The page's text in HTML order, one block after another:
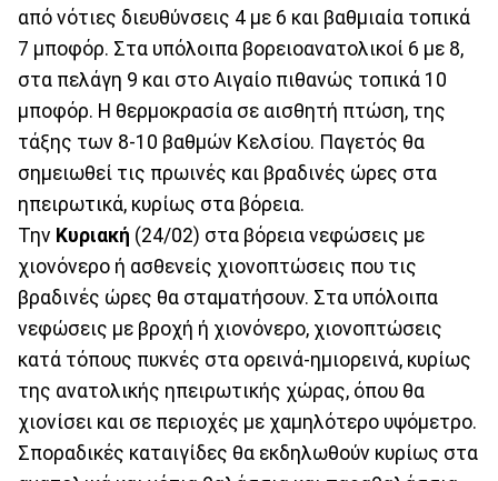
από νότιες διευθύνσεις 4 με 6 και βαθμιαία τοπικά
7 μποφόρ. Στα υπόλοιπα βορειοανατολικοί 6 με 8,
στα πελάγη 9 και στο Αιγαίο πιθανώς τοπικά 10
μποφόρ. Η θερμοκρασία σε αισθητή πτώση, της
τάξης των 8-10 βαθμών Κελσίου. Παγετός θα
σημειωθεί τις πρωινές και βραδινές ώρες στα
ηπειρωτικά, κυρίως στα βόρεια.
Την Κυριακή (24/02) στα βόρεια νεφώσεις με
χιονόνερο ή ασθενείς χιονοπτώσεις που τις
βραδινές ώρες θα σταματήσουν. Στα υπόλοιπα
νεφώσεις με βροχή ή χιονόνερο, χιονοπτώσεις
κατά τόπους πυκνές στα ορεινά-ημιορεινά, κυρίως
της ανατολικής ηπειρωτικής χώρας, όπου θα
χιονίσει και σε περιοχές με χαμηλότερο υψόμετρο.
Σποραδικές καταιγίδες θα εκδηλωθούν κυρίως στα